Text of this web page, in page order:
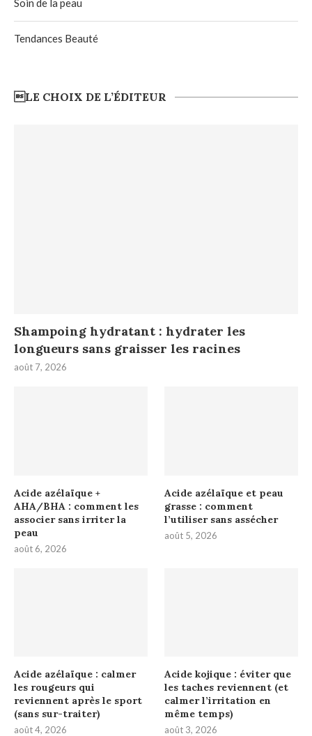
Soin de la peau
Tendances Beauté
LE CHOIX DE L’ÉDITEUR
Shampoing hydratant : hydrater les
longueurs sans graisser les racines
août 7, 2026
Acide azélaïque +
AHA/BHA : comment les
associer sans irriter la
peau
août 6, 2026
Acide azélaïque et peau
grasse : comment
l’utiliser sans assécher
août 5, 2026
Acide azélaïque : calmer
les rougeurs qui
reviennent après le sport
(sans sur-traiter)
août 4, 2026
Acide kojique : éviter que
les taches reviennent (et
calmer l’irritation en
même temps)
août 3, 2026